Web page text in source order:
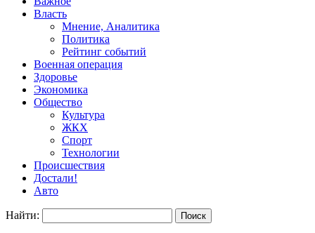
Власть
Мнение, Аналитика
Политика
Рейтинг событий
Военная операция
Здоровье
Экономика
Общество
Культура
ЖКХ
Спорт
Технологии
Происшествия
Достали!
Авто
Найти: